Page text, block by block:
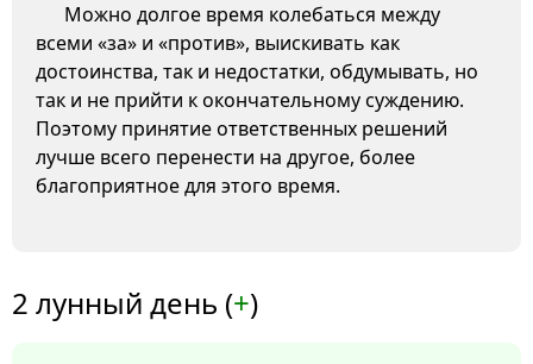
Можно долгое время колебаться между
всеми «за» и «против», выискивать как
достоинства, так и недостатки, обдумывать, но
так и не прийти к окончательному суждению.
Поэтому принятие ответственных решений
лучше всего перенести на другое, более
благоприятное для этого время.
2 лунный день (+)